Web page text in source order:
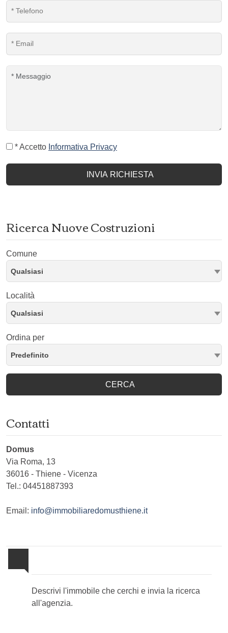
* Accetto Informativa Privacy
INVIA RICHIESTA
Ricerca Nuove Costruzioni
Comune
Qualsiasi
Località
Qualsiasi
Ordina per
Predefinito
CERCA
Contatti
Domus
Via Roma, 13
36016 - Thiene - Vicenza
Tel.: 04451887393
Email: info@immobiliaredomusthiene.it
Descrivi l'immobile che cerchi e invia la ricerca
all'agenzia.